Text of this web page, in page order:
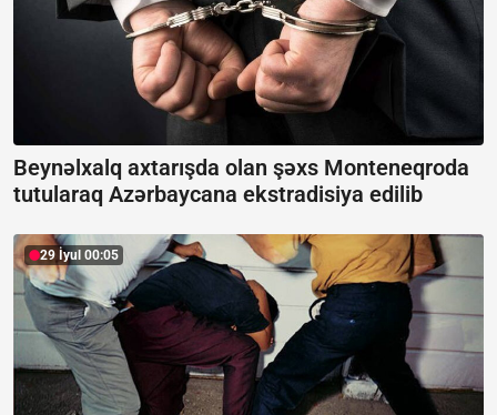
Beynəlxalq axtarışda olan şəxs Monteneqroda
tutularaq Azərbaycana ekstradisiya edilib
29 İyul 00:05